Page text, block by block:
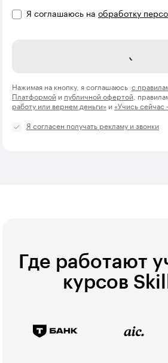
Я соглашаюсь на обработку
Записаться на
Нажимая на кнопку, я соглашаюсь с
Платформой и публичной офертой ,
работу или вернем деньги» и «Учись сейчас
Я согласен получать рекламу и звонки
Где работают
курсов